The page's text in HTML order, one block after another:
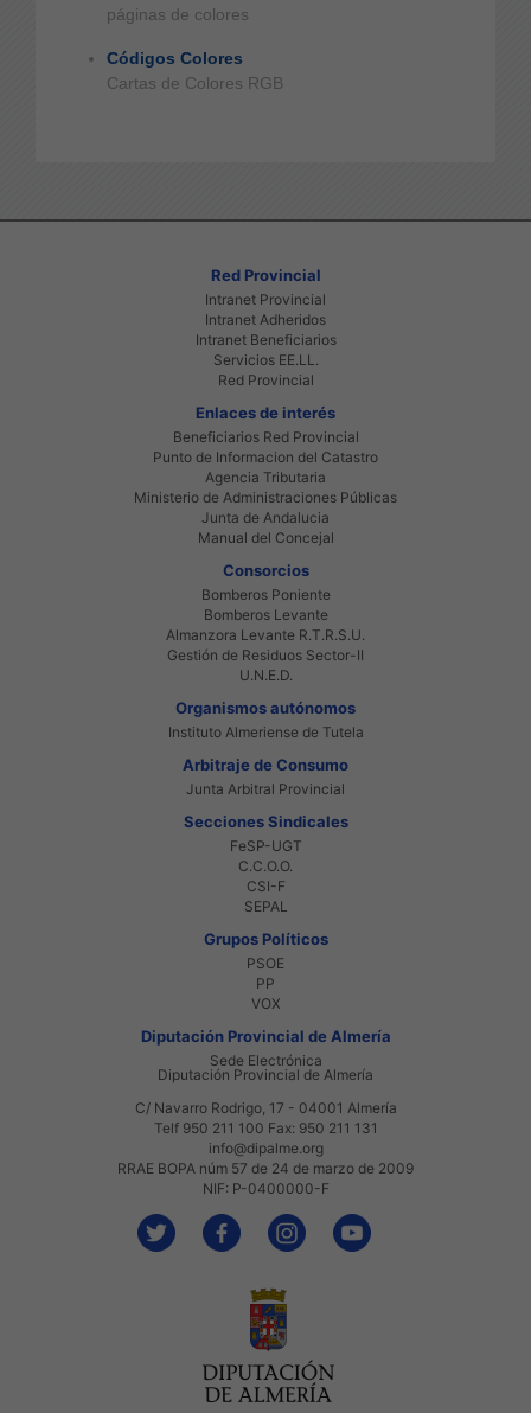
páginas de colores
Códigos Colores
Cartas de Colores RGB
Red Provincial
Intranet Provincial
Intranet Adheridos
Intranet Beneficiarios
Servicios EE.LL.
Red Provincial
Enlaces de interés
Beneficiarios Red Provincial
Punto de Informacion del Catastro
Agencia Tributaria
Ministerio de Administraciones Públicas
Junta de Andalucia
Manual del Concejal
Consorcios
Bomberos Poniente
Bomberos Levante
Almanzora Levante R.T.R.S.U.
Gestión de Residuos Sector-II
U.N.E.D.
Organismos autónomos
Instituto Almeriense de Tutela
Arbitraje de Consumo
Junta Arbitral Provincial
Secciones Sindicales
FeSP-UGT
C.C.O.O.
CSI-F
SEPAL
Grupos Políticos
PSOE
PP
VOX
Diputación Provincial de Almería
Sede Electrónica
Diputación Provincial de Almería
C/ Navarro Rodrigo, 17 - 04001 Almería
Telf 950 211 100 Fax: 950 211 131
info@dipalme.org
RRAE BOPA núm 57 de 24 de marzo de 2009
NIF: P-0400000-F